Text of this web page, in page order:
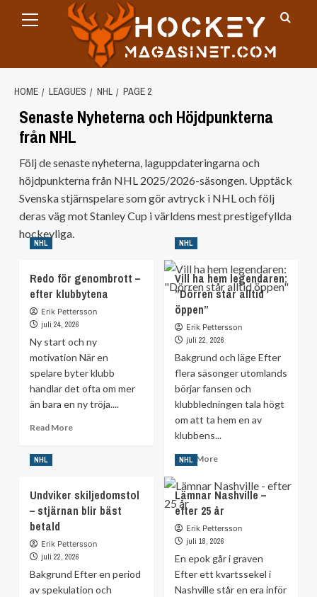
Menu
HOME LEAGUES NHL PAGE 2
Senaste Nyheterna och Höjdpunkterna
från NHL
Följ de senaste nyheterna, laguppdateringarna och
höjdpunkterna från NHL 2025/2026-säsongen. Upptäck
Svenska stjärnspelare som gör avtryck i NHL och följ
deras väg mot Stanley Cup i världens mest prestigefyllda
hockeyliga.
NHL
Redo för genombrott –
efter klubbytena
Erik Pettersson
juli 24, 2026
Ny start och ny
motivation När en
spelare byter klubb
handlar det ofta om mer
än bara en ny tröja....
Read MoreRead
genombrott
NHL
Vill ha hem legendaren:
”Dörren står alltid
öppen”
Erik Pettersson
juli 22, 2026
Bakgrund och läge Efter
flera säsonger utomlands
börjar fansen och
klubbledningen tala högt
om att ta hem en av
klubbens...
Read MoreRead
about
Vill
ha
legendaren:
står
alltid
öppen”
NHL
Undviker skiljedomstol
– stjärnan blir bäst
betald
Erik Pettersson
juli 22, 2026
Bakgrund Efter en period
av spekulation och
NHL
Lämnar Nashville –
efter 25 år
Erik Pettersson
juli 18, 2026
En epok går i graven
Efter ett kvartssekel i
Nashville står en era inför